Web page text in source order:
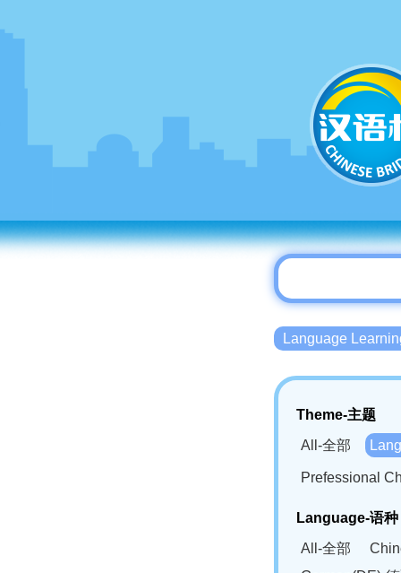
Language
Theme-主题
All-全部
Prefessional
Language-语种
All-全部